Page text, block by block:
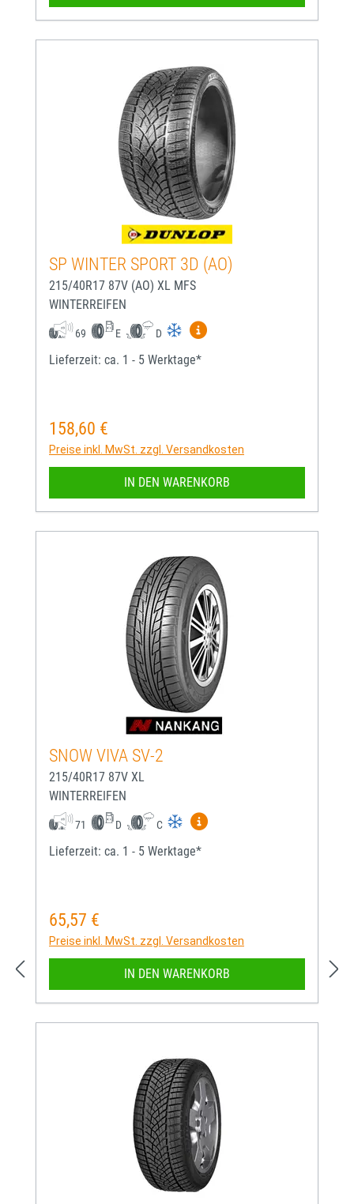
SP WINTER SPORT 3D (AO)
215/40R17 87V (AO) XL MFS
WINTERREIFEN
69 E D
Mehr Informationen zum
Lieferzeit: ca. 1 - 5 Werktage*
Regulärer Preis:
158,60 €
Preise inkl. MwSt. zzgl. Versandkosten
IN DEN WARENKORB
SNOW VIVA SV-2
215/40R17 87V XL
WINTERREIFEN
71 D C
Mehr Informationen zum
Lieferzeit: ca. 1 - 5 Werktage*
Regulärer Preis:
65,57 €
Preise inkl. MwSt. zzgl. Versandkosten
IN DEN WARENKORB